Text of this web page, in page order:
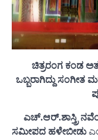
ಚಿತ್ರರಂಗ ಕಂಡ
ಒಬ್ಬರಾಗಿದ್ದು ಸಂಗೀತ
ಎಚ್.ಆರ್.ಶಾಸ್ತ್ರಿ
ಸಮೀಪದ ಹಳೇಬೀಡು